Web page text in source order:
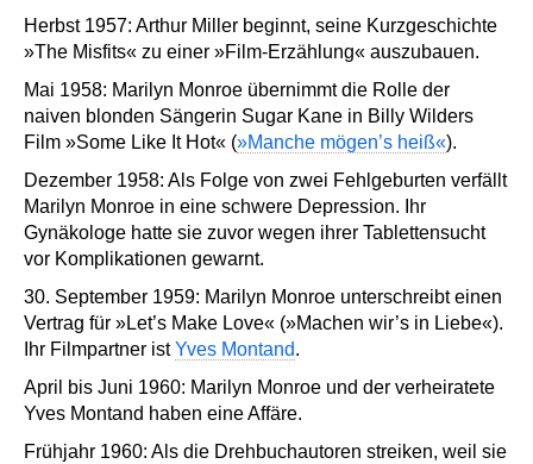
Herbst 1957: Arthur Miller beginnt, seine Kurzgeschichte
»The Misfits« zu einer »Film-Erzählung« auszubauen.
Mai 1958: Marilyn Monroe übernimmt die Rolle der
naiven blonden Sängerin Sugar Kane in Billy Wilders
Film »Some Like It Hot« (»Manche mögen’s heiß«).
Dezember 1958: Als Folge von zwei Fehlgeburten verfällt
Marilyn Monroe in eine schwere Depression. Ihr
Gynäkologe hatte sie zuvor wegen ihrer Tablettensucht
vor Komplikationen gewarnt.
30. September 1959: Marilyn Monroe unterschreibt einen
Vertrag für »Let’s Make Love« (»Machen wir’s in Liebe«).
Ihr Filmpartner istYves Montand.
April bis Juni 1960: Marilyn Monroe und der verheiratete
Yves Montand haben eine Affäre.
Frühjahr 1960: Als die Drehbuchautoren streiken, weil sie